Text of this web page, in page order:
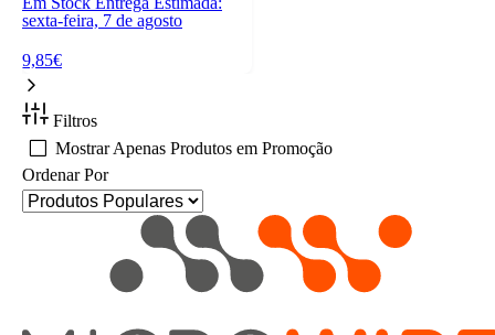
sexta-feira, 7 de agosto
9,85€
Filtros
Mostrar Apenas Produtos em Promoção
Ordenar Por